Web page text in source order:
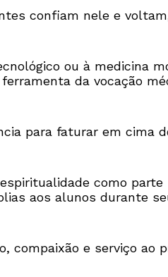
confiam nele e
ou à medicina
da vocação
para faturar em cima
como parte
aos alunos durante
compaixão e serviço ao